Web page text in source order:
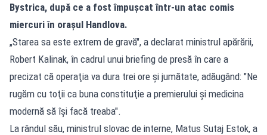
Bystrica, după ce a fost împuşcat într-un atac comis
miercuri în oraşul Handlova.
„Starea sa este extrem de gravă", a declarat ministrul apărării,
Robert Kalinak, în cadrul unui briefing de presă în care a
precizat că operaţia va dura trei ore şi jumătate, adăugând: "Ne
rugăm cu toţii ca buna constituţie a premierului şi medicina
modernă să îşi facă treaba".
La rândul său, ministrul slovac de interne, Matus Sutaj Estok, a